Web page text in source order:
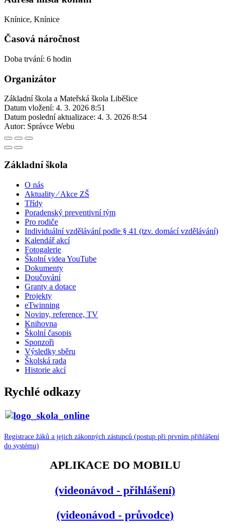
Knínice, Knínice
Časová náročnost
Doba trvání: 6 hodin
Organizátor
Základní škola a Mateřská škola Liběšice
Datum vložení: 4. 3. 2026 8:51
Datum poslední aktualizace: 4. 3. 2026 8:54
Autor: Správce Webu
Základní škola
O nás
Aktuality ⁄ Akce ZŠ
Třídy
Poradenský preventivní tým
Pro rodiče
Individuální vzdělávání podle § 41 (tzv. domácí vzdělávání)
Kalendář akcí
Fotogalerie
Školní videa YouTube
Dokumenty
Doučování
Granty a dotace
Projekty
eTwinning
Noviny, reference, TV
Knihovna
Školní časopis
Sponzoři
Výsledky sběru
Školská rada
Historie akcí
Rychlé odkazy
Registrace žáků a jejich zákonných zástupců (postup při prvním přihlášení
do systému)
APLIKACE DO MOBILU
(videonávod - přihlášení)
(videonávod - průvodce)